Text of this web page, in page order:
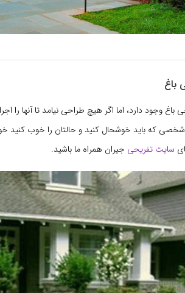
باغ
باغ وجود دارد، اما اگر هیچ طراحی نیامد تا آنها را
که باید خوشحال کنید و حالتان را خوب کنید
سایت تفریحی جیران همراه ما باشید.